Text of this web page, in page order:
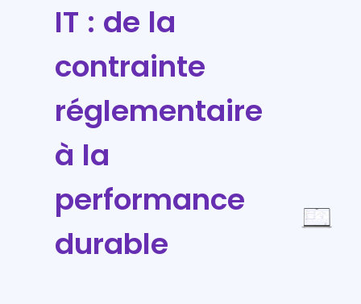
IT : de la
contrainte
réglementaire
à la
performance
durable